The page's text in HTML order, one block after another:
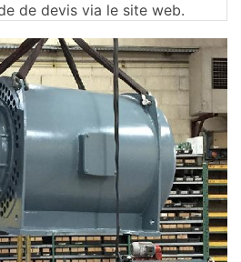
de devis via le site web.